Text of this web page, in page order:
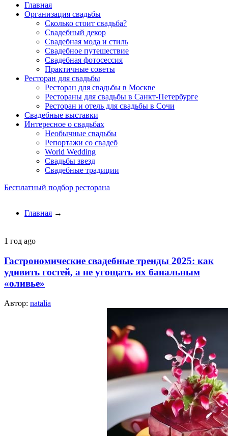
Главная
Организация свадьбы
Сколько стоит свадьба?
Свадебный декор
Свадебная мода и стиль
Свадебное путешествие
Свадебная фотосессия
Практичные советы
Ресторан для свадьбы
Ресторан для свадьбы в Москве
Рестораны для свадьбы в Санкт-Петербурге
Ресторан и отель для свадьбы в Сочи
Свадебные выставки
Интересное о свадьбах
Необычные свадьбы
Репортажи со свадеб
World Wedding
Свадьбы звезд
Свадебные традиции
Бесплатный подбор ресторана
Главная →
1 год ago
Гастрономические свадебные тренды 2025: как
удивить гостей, а не угощать их банальным
«оливье»
Автор: natalia